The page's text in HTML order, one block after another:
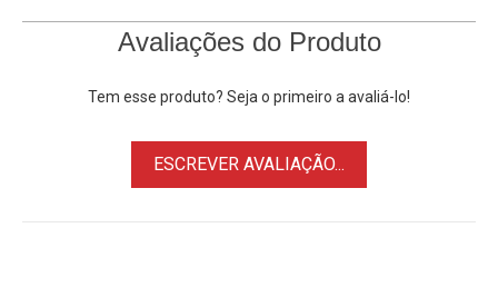
Câmeras Compatíveis:
Câmera Nikon 1 J1
Câmera Nikon J2
Câmera Nikon V2
Avaliações do Produto
Tem esse produto? Seja o primeiro a avaliá-lo!
ESCREVER AVALIAÇÃO...